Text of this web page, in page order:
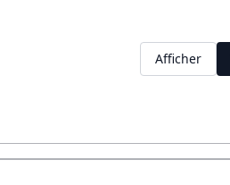
Afficher